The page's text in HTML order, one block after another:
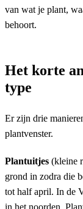
van wat je plant,
behoort.
Het korte
type
Er zijn drie
plantvenster.
Plantuitjes (kleine
grond in zodra die
tot half april. In de
in het noorden.